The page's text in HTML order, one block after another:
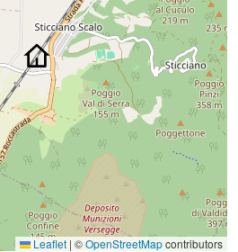
Leaflet | ©OpenStreetMapcontributors